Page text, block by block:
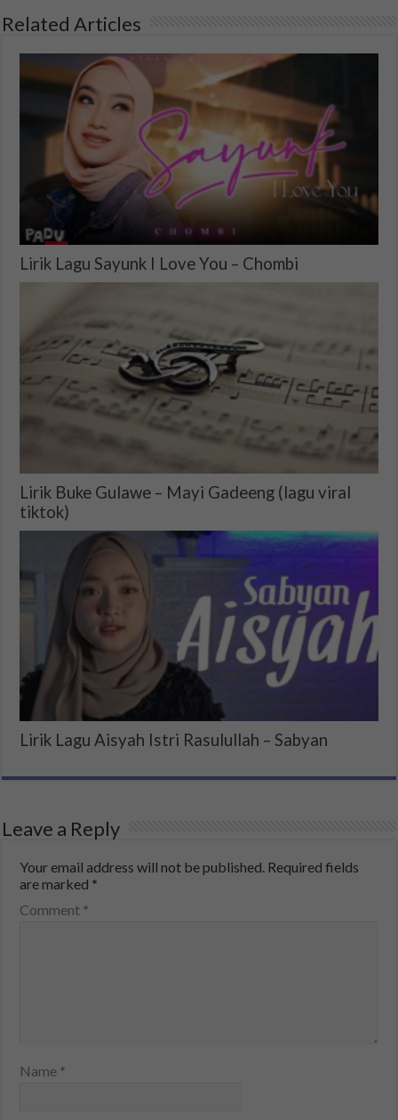
Related Articles
Lirik Lagu Sayunk I Love You – Chombi
Lirik Buke Gulawe – Mayi Gadeeng (lagu viral
tiktok)
Lirik Lagu Aisyah Istri Rasulullah – Sabyan
Leave a Reply
Your email address will not be published. Required fields
are marked *
Comment *
Name *